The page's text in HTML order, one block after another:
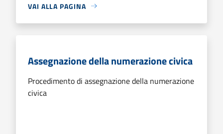
VAI ALLA PAGINA
Assegnazione della numerazione civica
Procedimento di assegnazione della numerazione
civica